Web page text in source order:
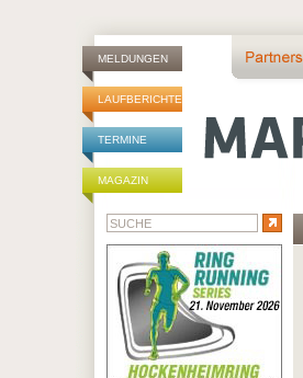
MELDUNGEN
LAUFBERICHTE
TERMINE
MAGAZIN